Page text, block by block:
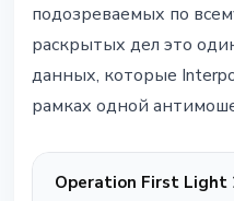
подозреваемых по
раскрытых дел это
данных, которые
рамках одной
Operation First Light